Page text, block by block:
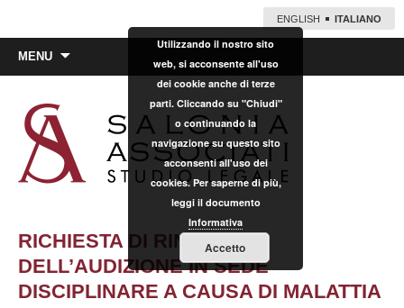
ENGLISH ITALIANO
MENU
RICHIESTA DI RINVIO
DELL’AUDIZIONE IN SEDE
DISCIPLINARE A CAUSA DI MALATTIA
Utilizzando il nostro sito
web, si acconsente all'uso
dei cookie anche di terze
parti. Cliccando su "Chiudi"
o continuando la
navigazione su questo sito
acconsenti all'uso dei
cookies. Per saperne di più,
leggi il documento
Informativa
Accetto